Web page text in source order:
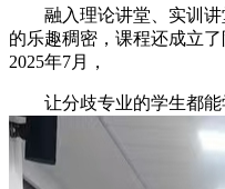
融入理论讲堂、实训讲堂
的乐趣稠密，课程还成立
2025年7月，
让分歧专业的学生都能